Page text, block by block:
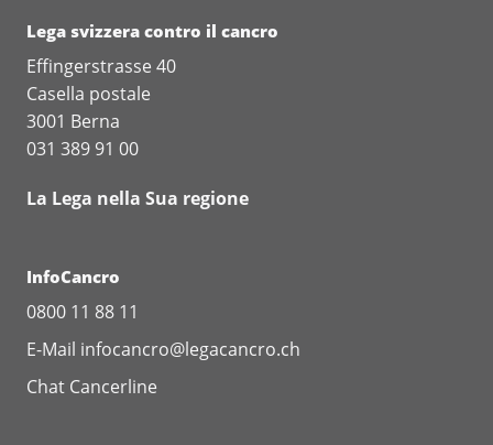
Lega svizzera contro il cancro
Effingerstrasse 40
Casella postale
3001 Berna
031 389 91 00
La Lega nella Sua regione
InfoCancro
0800 11 88 11
E-Mail infocancro@legacancro.ch
Chat Cancerline